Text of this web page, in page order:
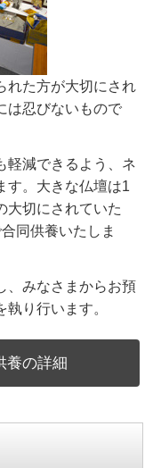
れた方が大切にされ
は忍びないもので
軽減できるよう、ネ
す。大きな仏壇は1
大切にされていた
同供養いたしま
、みなさまからお預
り行います。
養の詳細